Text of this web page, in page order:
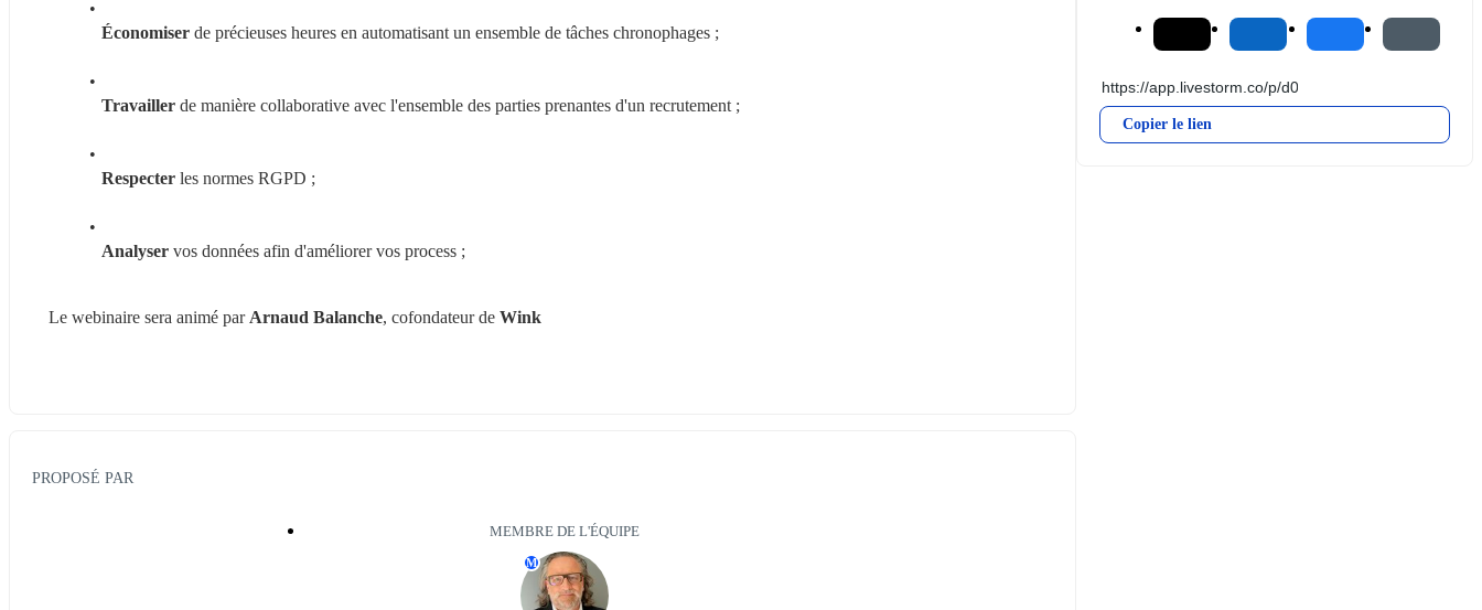
Économiser de précieuses heures en automatisant un ensemble de tâches chronophages ;
Travailler de manière collaborative avec l'ensemble des parties prenantes d'un recrutement ;
Respecter les normes RGPD ;
Analyser vos données afin d'améliorer vos process ;
Le webinaire sera animé par Arnaud Balanche, cofondateur de Wink
PROPOSÉ PAR
MEMBRE DE L'ÉQUIPE
M
Copier le lien